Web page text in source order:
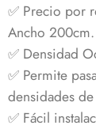
✅ Precio por
Ancho 200cm.
✅ Densidad
✅ Permite
densidades
✅ Fácil